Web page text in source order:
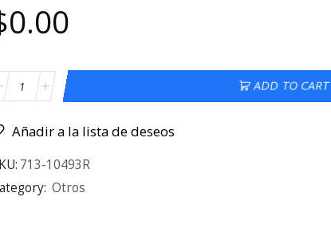
0.00
ADD TO CART
Añadir a la lista de deseos
713-10493R
Otros